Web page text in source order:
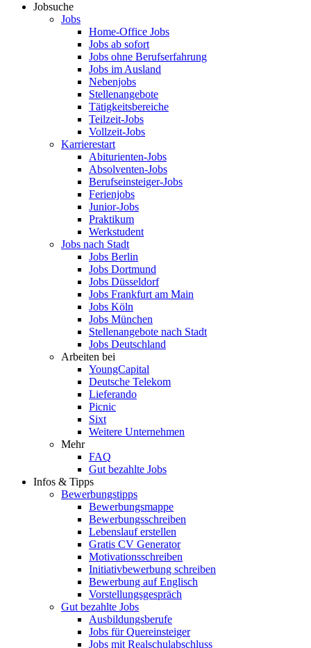
Jobsuche
Jobs
Home-Office Jobs
Jobs ab sofort
Jobs ohne Berufserfahrung
Jobs im Ausland
Nebenjobs
Stellenangebote
Tätigkeitsbereiche
Teilzeit-Jobs
Vollzeit-Jobs
Karrierestart
Abiturienten-Jobs
Absolventen-Jobs
Berufseinsteiger-Jobs
Ferienjobs
Junior-Jobs
Praktikum
Werkstudent
Jobs nach Stadt
Jobs Berlin
Jobs Dortmund
Jobs Düsseldorf
Jobs Frankfurt am Main
Jobs Köln
Jobs München
Stellenangebote nach Stadt
Jobs Deutschland
Arbeiten bei
YoungCapital
Deutsche Telekom
Lieferando
Picnic
Sixt
Weitere Unternehmen
Mehr
FAQ
Gut bezahlte Jobs
Infos & Tipps
Bewerbungstipps
Bewerbungsmappe
Bewerbungsschreiben
Lebenslauf erstellen
Gratis CV Generator
Motivationsschreiben
Initiativbewerbung schreiben
Bewerbung auf Englisch
Vorstellungsgespräch
Gut bezahlte Jobs
Ausbildungsberufe
Jobs für Quereinsteiger
Jobs mit Realschulabschluss